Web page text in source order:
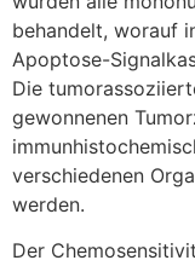
behandelt, worauf
Apoptose-
Die
gewonnenen
verschiedenen
werden.
Der